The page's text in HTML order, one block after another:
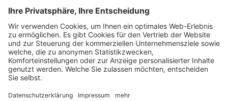
Konsumenten Produzenten